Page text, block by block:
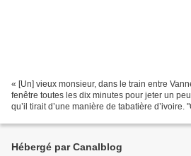
« [Un] vieux monsieur, dans le train entre
fenêtre toutes les dix minutes pour jeter un
qu’il tirait d’une manière de tabatière d’ivoire.
Hébergé par Canalblog